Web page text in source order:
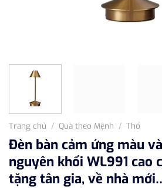
Trang chủ / Quà theo Mệnh / Thổ
Đèn bàn cảm ứng màu
nguyên khối WL991 cao
tặng tân gia, về nhà